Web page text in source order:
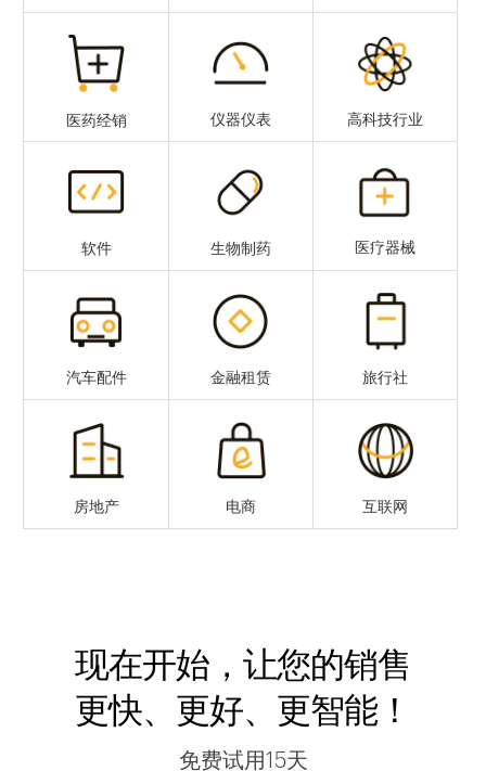
医药经销 仪器仪表 高科技行业
软件 生物制药 医疗器械
汽车配件 金融租赁 旅行社
房地产 电商 互联网
现在开始，让您的销售
更快、更好、更智能！
免费试用15天